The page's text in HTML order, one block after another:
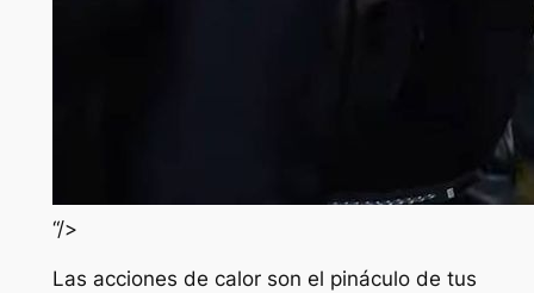
“/>
Las acciones de calor son el pináculo de tus